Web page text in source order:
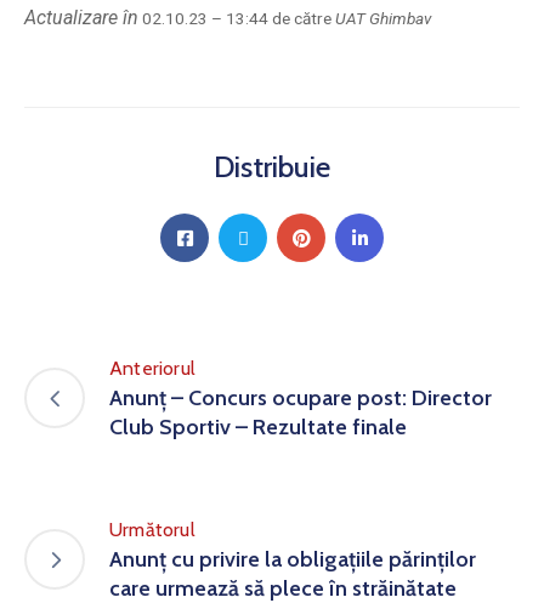
Actualizare în 02.10.23 – 13:44 de cătreUAT Ghimbav
Distribuie
Anteriorul
Anunț – Concurs ocupare post: Director
Club Sportiv – Rezultate finale
Următorul
Anunț cu privire la obligațiile părinților
care urmează să plece în străinătate